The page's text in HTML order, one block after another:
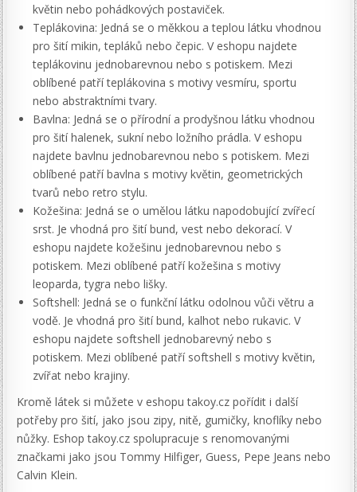
květin nebo pohádkových postaviček.
Teplákovina: Jedná se o měkkou a teplou látku vhodnou
pro šití mikin, tepláků nebo čepic. V eshopu najdete
teplákovinu jednobarevnou nebo s potiskem. Mezi
oblíbené patří teplákovina s motivy vesmíru, sportu
nebo abstraktními tvary.
Bavlna: Jedná se o přírodní a prodyšnou látku vhodnou
pro šití halenek, sukní nebo ložního prádla. V eshopu
najdete bavlnu jednobarevnou nebo s potiskem. Mezi
oblíbené patří bavlna s motivy květin, geometrických
tvarů nebo retro stylu.
Kožešina: Jedná se o umělou látku napodobující zvířecí
srst. Je vhodná pro šití bund, vest nebo dekorací. V
eshopu najdete kožešinu jednobarevnou nebo s
potiskem. Mezi oblíbené patří kožešina s motivy
leoparda, tygra nebo lišky.
Softshell: Jedná se o funkční látku odolnou vůči větru a
vodě. Je vhodná pro šití bund, kalhot nebo rukavic. V
eshopu najdete softshell jednobarevný nebo s
potiskem. Mezi oblíbené patří softshell s motivy květin,
zvířat nebo krajiny.
Kromě látek si můžete v eshopu takoy.cz pořídit i další
potřeby pro šití, jako jsou zipy, nitě, gumičky, knoflíky nebo
nůžky. Eshop takoy.cz spolupracuje s renomovanými
značkami jako jsou Tommy Hilfiger, Guess, Pepe Jeans nebo
Calvin Klein.